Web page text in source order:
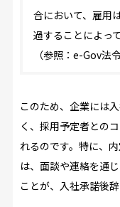
合において、雇用
過することによっ
（参照：e-Gov法
このため、企業には
く、採用予定者との
れるのです。特に、
は、面談や連絡を通
ことが、入社承諾後